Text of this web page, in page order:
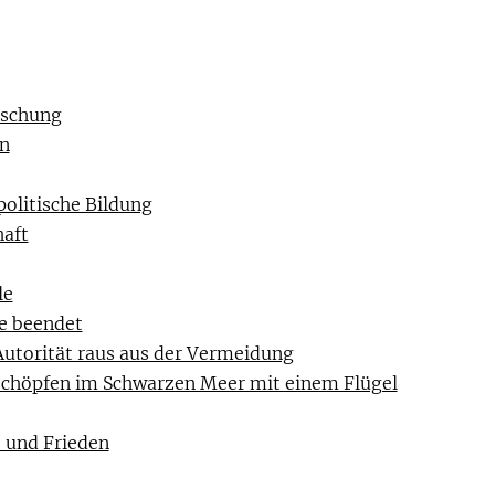
Bildung
beendet
raus aus der Vermeidung
im Schwarzen Meer mit einem Flügel
Frieden